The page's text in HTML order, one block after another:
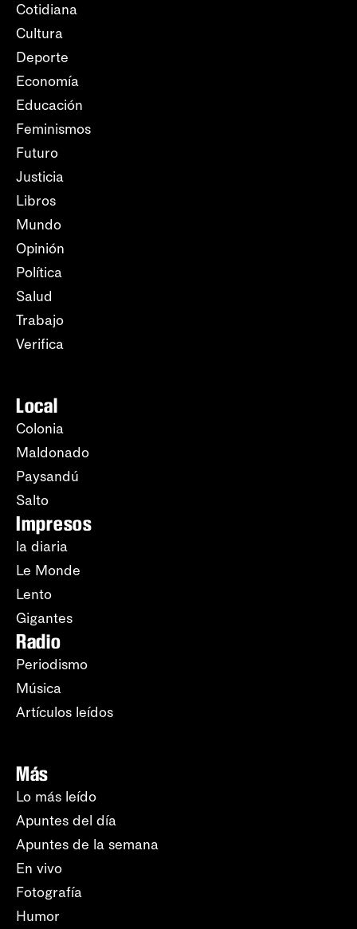
Cotidiana
Cultura
Deporte
Economía
Educación
Feminismos
Futuro
Justicia
Libros
Mundo
Opinión
Política
Salud
Trabajo
Verifica
Local
Colonia
Maldonado
Paysandú
Salto
Impresos
la diaria
Le Monde
Lento
Gigantes
Radio
Periodismo
Música
Artículos leídos
Más
Lo más leído
Apuntes del día
Apuntes de la semana
En vivo
Fotografía
Humor